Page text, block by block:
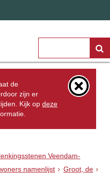
de
zijn er
Kijk opdeze
Veendam-
namenlijst Groot, de